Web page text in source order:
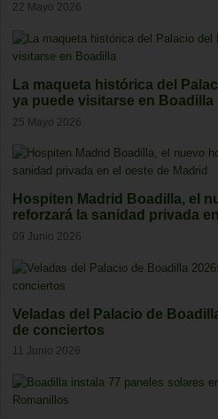
22 Mayo 2026
La maqueta histórica del
ya puede visitarse en Boadilla
25 Mayo 2026
Hospiten Madrid Boadilla, el
reforzará la sanidad privada
09 Junio 2026
Veladas del Palacio de
de conciertos
11 Junio 2026